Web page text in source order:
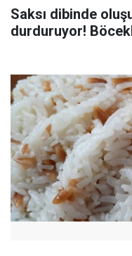
Saksı dibinde
durduruyor!